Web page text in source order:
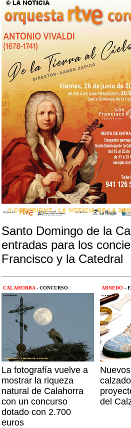
Santo Domingo de la
entradas para los
Francisco y la Catedral
CALAHORRA- CONCURSO
La fotografía vuelve a
mostrar la riqueza
natural de Calahorra
con un concurso
dotado con 2.700
euros
ARNEDO -
del